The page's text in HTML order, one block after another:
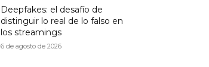
Deepfakes: el desafío de
distinguir lo real de lo falso en
los streamings
6 de agosto de 2026